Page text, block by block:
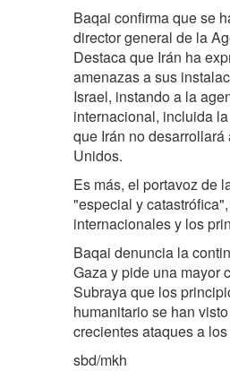
Baqai confirma que se
director general de la
Destaca que Irán ha
amenazas a sus
Israel, instando a la
internacional, incluida
que Irán no
Unidos.
Es más, el portavoz de
"especial y
internacionales y los
Baqai denuncia la
Gaza y pide una mayor
Subraya que los
humanitario se han
crecientes ataques a
sbd/mkh